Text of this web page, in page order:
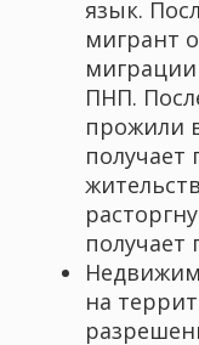
язык.
мигрант
ПНП.
прожили
получает
на